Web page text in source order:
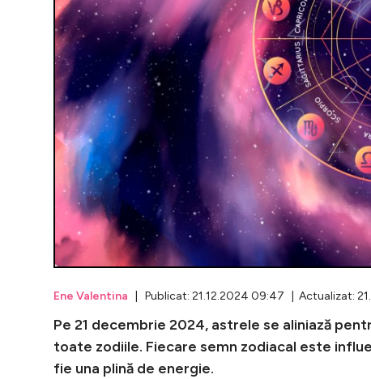
Ene Valentina | Publicat: 21.12.2024 09:47 | Actualizat:
Pe 21 decembrie 2024, astrele se aliniază
toate zodiile. Fiecare semn zodiacal este
fie una plină de energie.